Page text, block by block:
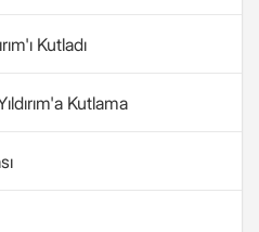
Kutladı
Kutlama